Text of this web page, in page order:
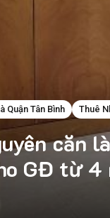
Quận Tân Bình Thuê
căn
GĐ từ 4